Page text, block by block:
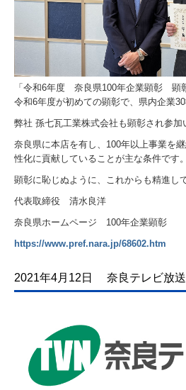
施工完成例
施工実績 令和以降
会社案内
会社概要
経営理念
地図と主な営業範囲
匠の紹介
選ばれる理由
「令和6年度 奈良県100年企業顕彰 顕
令和6年度が初めての顕彰で、県内企業30
弊社 孫七瓦工業株式会社も顕彰され参加
奈良県に本店を有し、 100年以上事業を
性化に貢献していることが主な条件です。
顕彰に恥じぬように、これからも精進し
代表取締役 清水良洋
奈良県ホームページ 100年企業顕彰
https://www.pref.nara.jp/68602.htm
2021年4月12日 奈良テレビ放